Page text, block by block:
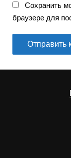
Сохранить
браузере для